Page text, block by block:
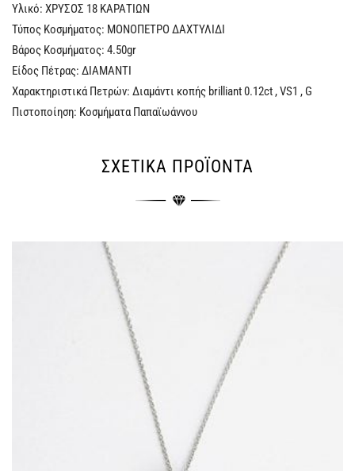
Υλικό: ΧΡΥΣΟΣ 18 ΚΑΡΑΤΙΩΝ
Τύπος Κοσμήματος: ΜΟΝΟΠΕΤΡΟ ΔΑΧΤΥΛΙΔΙ
Βάρος Κοσμήματος: 4.50gr
Είδος Πέτρας: ΔΙΑΜΑΝΤΙ
Χαρακτηριστικά Πετρών: Διαμάντι κοπής brilliant 0.12ct , VS1 , G
Πιστοποίηση: Κοσμήματα Παπαϊωάννου
ΣΧΕΤΙΚΆ ΠΡΟΪΌΝΤΑ